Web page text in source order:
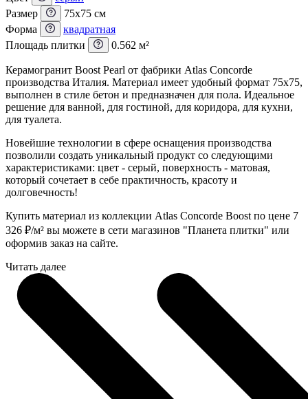
Размер
75x75 см
Форма
квадратная
Площадь плитки
0.562 м²
Керамогранит Boost Pearl от фабрики Atlas Concorde
производства Италия. Материал имеет удобный формат 75x75,
выполнен в стиле бетон и предназначен для пола. Идеальное
решение для ванной, для гостиной, для коридора, для кухни,
для туалета.
Новейшие технологии в сфере оснащения производства
позволили создать уникальный продукт со следующими
характеристиками: цвет - серый, поверхность - матовая,
который сочетает в себе практичность, красоту и
долговечность!
Купить материал из коллекции Atlas Concorde Boost по цене 7
326 ₽/м² вы можете в сети магазинов "Планета плитки" или
оформив заказ на сайте.
Читать далее